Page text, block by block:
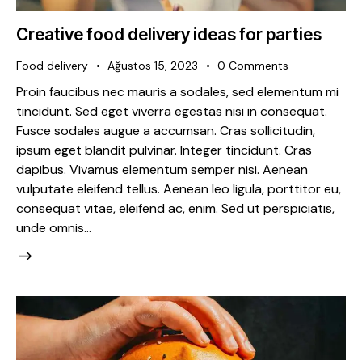
Creative food delivery ideas for parties
Food delivery Ağustos 15, 2023 0 Comments
Proin faucibus nec mauris a sodales, sed elementum mi
tincidunt. Sed eget viverra egestas nisi in consequat.
Fusce sodales augue a accumsan. Cras sollicitudin,
ipsum eget blandit pulvinar. Integer tincidunt. Cras
dapibus. Vivamus elementum semper nisi. Aenean
vulputate eleifend tellus. Aenean leo ligula, porttitor eu,
consequat vitae, eleifend ac, enim. Sed ut perspiciatis,
unde omnis…